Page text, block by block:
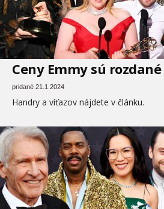
Ceny Emmy sú rozdané
pridané 21.1.2024
Handry a víťazov nájdete v článku.